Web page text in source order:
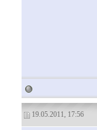
19.05.2011, 17:56